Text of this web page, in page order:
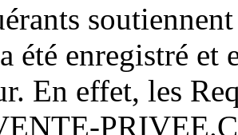
été enregistré et
En effet, les